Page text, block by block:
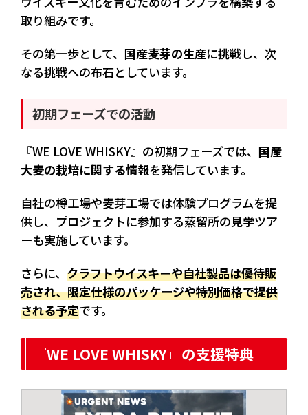
取り組みです。
その第一歩として、 国産麦芽の生産に挑戦し、次
なる挑戦への布石としています。
初期フェーズでの活動
『WE LOVE WHISKY』の初期フェーズでは、 国産
大麦の栽培に関する情報を発信しています。
自社の樽工場や麦芽工場では体験プログラムを提
供し、プロジェクトに参加する蒸留所の見学ツア
ーも実施しています。
さらに、 クラフトウイスキーや自社製品は優待販
売され、限定仕様のパッケージや特別価格で提供
される予定です。
『WE LOVE WHISKY』の支援特典